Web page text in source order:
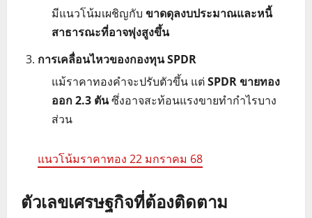
มีแนวโน้มเผชิญกับ ขาดดุลงบประมาณและหนี้
สาธารณะที่อาจพุ่งสูงขึ้น
การเคลื่อนไหวของกองทุน SPDR
แม้ราคาทองคำจะปรับตัวขึ้น แต่SPDR ขายทอง
ออก 2.3 ตันซึ่งอาจสะท้อนแรงขายทำกำไรบาง
ส่วน
แนวโน้มราคาทอง 22 มกราคม 68
ตัวเลขเศรษฐกิจที่ต้องติดตาม